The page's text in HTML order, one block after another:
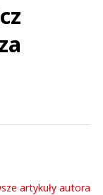
artykuły autora